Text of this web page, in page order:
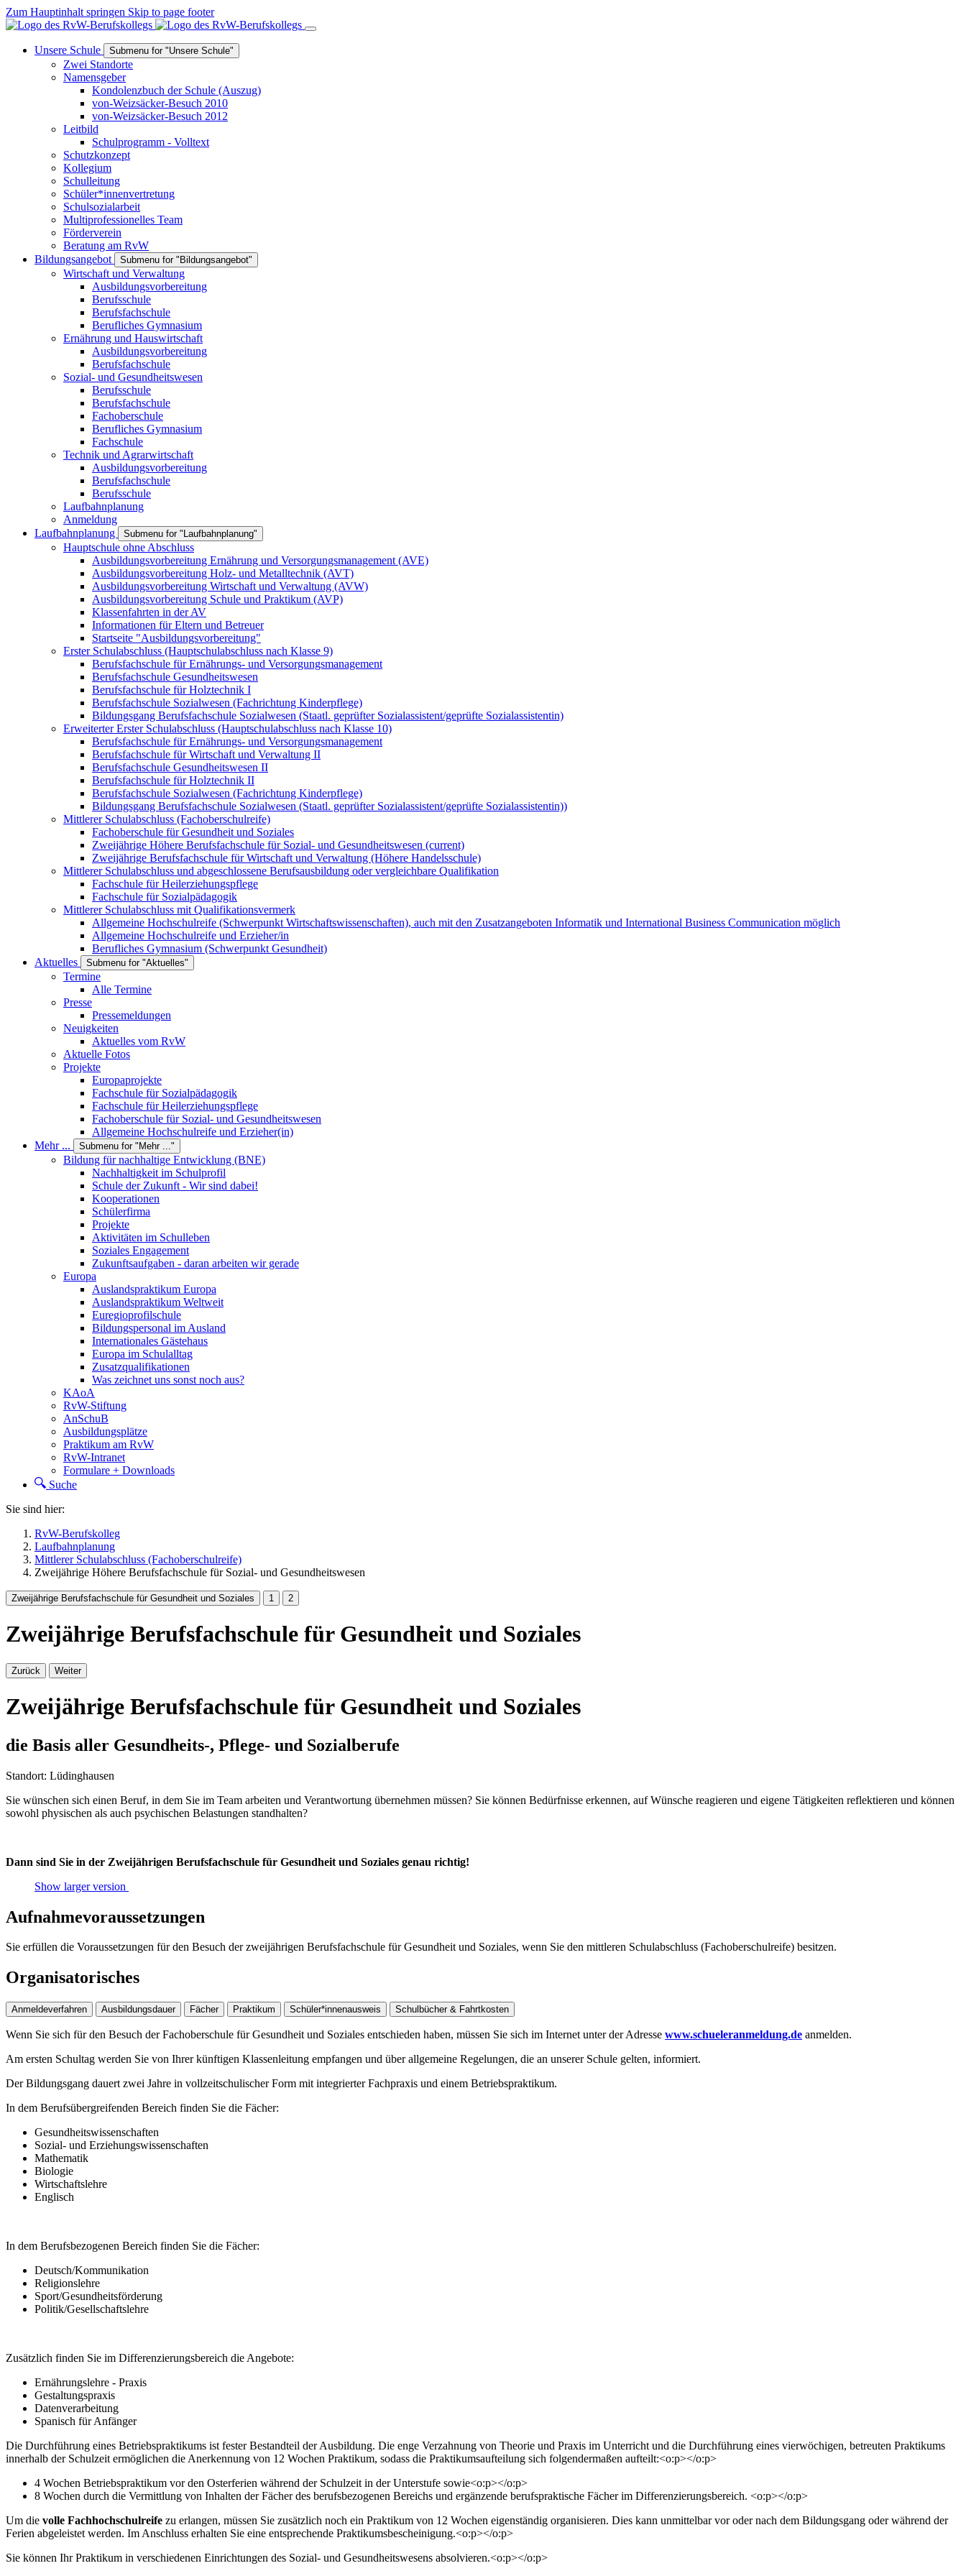
Zum Hauptinhalt springen Skip to page footer
Unsere Schule Submenu for "Unsere Schule"
Zwei Standorte
Namensgeber
Kondolenzbuch der Schule (Auszug)
von-Weizsäcker-Besuch 2010
von-Weizsäcker-Besuch 2012
Leitbild
Schulprogramm - Volltext
Schutzkonzept
Kollegium
Schulleitung
Schüler*innenvertretung
Schulsozialarbeit
Multiprofessionelles Team
Förderverein
Beratung am RvW
Bildungsangebot
Submenu for "Bildungsangebot"
Wirtschaft und Verwaltung
Ausbildungsvorbereitung
Berufsschule
Berufsfachschule
Berufliches Gymnasium
Ernährung und Hauswirtschaft
Ausbildungsvorbereitung
Berufsfachschule
Sozial- und Gesundheitswesen
Berufsschule
Berufsfachschule
Fachoberschule
Berufliches Gymnasium
Fachschule
Technik und Agrarwirtschaft
Ausbildungsvorbereitung
Berufsfachschule
Berufsschule
Laufbahnplanung
Anmeldung
Laufbahnplanung
Submenu for "Laufbahnplanung"
Hauptschule ohne Abschluss
Ausbildungsvorbereitung Ernährung und Versorgungsmanagement (AVE)
Ausbildungsvorbereitung Holz- und Metalltechnik (AVT)
Ausbildungsvorbereitung Wirtschaft und Verwaltung (AVW)
Ausbildungsvorbereitung Schule und Praktikum (AVP)
Klassenfahrten in der AV
Informationen für Eltern und Betreuer
Startseite "Ausbildungsvorbereitung"
Erster Schulabschluss (Hauptschulabschluss nach Klasse 9)
Berufsfachschule für Ernährungs- und Versorgungsmanagement
Berufsfachschule Gesundheitswesen
Berufsfachschule für Holztechnik I
Berufsfachschule Sozialwesen (Fachrichtung Kinderpflege)
Bildungsgang Berufsfachschule Sozialwesen (Staatl. geprüfter Sozialassistent/geprüfte Sozialassistentin)
Erweiterter Erster Schulabschluss (Hauptschulabschluss nach Klasse 10)
Berufsfachschule für Ernährungs- und Versorgungsmanagement
Berufsfachschule für Wirtschaft und Verwaltung II
Berufsfachschule Gesundheitswesen II
Berufsfachschule für Holztechnik II
Berufsfachschule Sozialwesen (Fachrichtung Kinderpflege)
Bildungsgang Berufsfachschule Sozialwesen (Staatl. geprüfter Sozialassistent/geprüfte Sozialassistentin))
Mittlerer Schulabschluss (Fachoberschulreife)
Fachoberschule für Gesundheit und Soziales
Zweijährige Höhere Berufsfachschule für Sozial- und Gesundheitswesen (current)
Zweijährige Berufsfachschule für Wirtschaft und Verwaltung (Höhere Handelsschule)
Mittlerer Schulabschluss und abgeschlossene Berufsausbildung oder vergleichbare Qualifikation
Fachschule für Heilerziehungspflege
Fachschule für Sozialpädagogik
Mittlerer Schulabschluss mit Qualifikationsvermerk
Allgemeine Hochschulreife (Schwerpunkt Wirtschaftswissenschaften), auch mit den Zusatzangeboten Informatik und International Business Communication möglich
Allgemeine Hochschulreife und Erzieher/in
Berufliches Gymnasium (Schwerpunkt Gesundheit)
Aktuelles
Submenu for "Aktuelles"
Termine
Alle Termine
Presse
Pressemeldungen
Neuigkeiten
Aktuelles vom RvW
Aktuelle Fotos
Projekte
Europaprojekte
Fachschule für Sozialpädagogik
Fachschule für Heilerziehungspflege
Fachoberschule für Sozial- und Gesundheitswesen
Allgemeine Hochschulreife und Erzieher(in)
Mehr ...
Submenu for "Mehr ..."
Bildung für nachhaltige Entwicklung (BNE)
Nachhaltigkeit im Schulprofil
Schule der Zukunft - Wir sind dabei!
Kooperationen
Schülerfirma
Projekte
Aktivitäten im Schulleben
Soziales Engagement
Zukunftsaufgaben - daran arbeiten wir gerade
Europa
Auslandspraktikum Europa
Auslandspraktikum Weltweit
Euregioprofilschule
Bildungspersonal im Ausland
Internationales Gästehaus
Europa im Schulalltag
Zusatzqualifikationen
Was zeichnet uns sonst noch aus?
KAoA
RvW-Stiftung
AnSchuB
Ausbildungsplätze
Praktikum am RvW
RvW-Intranet
Formulare + Downloads
Suche
Sie sind hier:
RvW-Berufskolleg
Laufbahnplanung
Mittlerer Schulabschluss (Fachoberschulreife)
Zweijährige Höhere Berufsfachschule für Sozial- und Gesundheitswesen
Zweijährige Berufsfachschule für Gesundheit und Soziales 1 2
Zweijährige Berufsfachschule für Gesundheit und Soziales
Zurück Weiter
Zweijährige Berufsfachschule für Gesundheit und Soziales
die Basis aller Gesundheits-, Pflege- und Sozialberufe
Standort: Lüdinghausen
Sie wünschen sich einen Beruf, in dem Sie im Team arbeiten und Verantwortung übernehmen müssen? Sie können Bedürfnisse erkennen, auf Wünsche reagieren und eigene Tätigkeiten reflektieren und können
sowohl physischen als auch psychischen Belastungen standhalten?
Dann sind Sie in der Zweijährigen Berufsfachschule für Gesundheit und Soziales genau richtig!
Show larger version
Aufnahmevoraussetzungen
Sie erfüllen die Voraussetzungen für den Besuch der zweijährigen Berufsfachschule für Gesundheit und Soziales, wenn Sie den mittleren Schulabschluss (Fachoberschulreife) besitzen.
Organisatorisches
Anmeldeverfahren Ausbildungsdauer Fächer Praktikum Schüler*innenausweis Schulbücher & Fahrtkosten
Wenn Sie sich für den Besuch der Fachoberschule für Gesundheit und Soziales entschieden haben, müssen Sie sich im Internet unter der Adresse www.schueleranmeldung.de anmelden.
Am ersten Schultag werden Sie von Ihrer künftigen Klassenleitung empfangen und über allgemeine Regelungen, die an unserer Schule gelten, informiert.
Der Bildungsgang dauert zwei Jahre in vollzeitschulischer Form mit integrierter Fachpraxis und einem Betriebspraktikum.
In dem Berufsübergreifenden Bereich finden Sie die Fächer:
Gesundheitswissenschaften
Sozial- und Erziehungswissenschaften
Mathematik
Biologie
Wirtschaftslehre
Englisch
In dem Berufsbezogenen Bereich finden Sie die Fächer:
Deutsch/Kommunikation
Religionslehre
Sport/Gesundheitsförderung
Politik/Gesellschaftslehre
Zusätzlich finden Sie im Differenzierungsbereich die Angebote:
Ernährungslehre - Praxis
Gestaltungspraxis
Datenverarbeitung
Spanisch für Anfänger
Die Durchführung eines Betriebspraktikums ist fester Bestandteil der Ausbildung. Die enge Verzahnung von Theorie und Praxis im Unterricht und die Durchführung eines vierwöchigen, betreuten Praktikums
innerhalb der Schulzeit ermöglichen die Anerkennung von 12 Wochen Praktikum, sodass die Praktikumsaufteilung sich folgendermaßen aufteilt:<o:p></o:p>
4 Wochen Betriebspraktikum vor den Osterferien während der Schulzeit in der Unterstufe sowie<o:p></o:p>
8 Wochen durch die Vermittlung von Inhalten der Fächer des berufsbezogenen Bereichs und ergänzende berufspraktische Fächer im Differenzierungsbereich. <o:p></o:p>
Um die volle Fachhochschulreife zu erlangen, müssen Sie zusätzlich noch ein Praktikum von 12 Wochen eigenständig organisieren. Dies kann unmittelbar vor oder nach dem Bildungsgang oder während der
Ferien abgeleistet werden. Im Anschluss erhalten Sie eine entsprechende Praktikumsbescheinigung.<o:p></o:p>
Sie können Ihr Praktikum in verschiedenen Einrichtungen des Sozial- und Gesundheitswesens absolvieren.<o:p></o:p>